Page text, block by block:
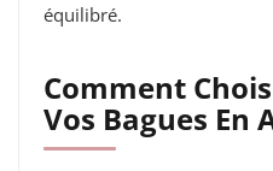
équilibré.
Comment
Vos Bagues En